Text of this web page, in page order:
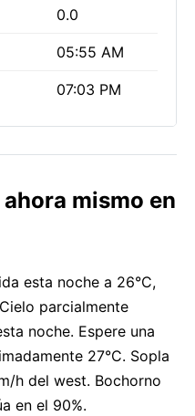
0.0
05:55 AM
07:03 PM
mismo en
esta noche a 26°C,
parcialmente
noche. Espere una
27°C. Sopla
h del west. Bochorno
en el 90%.